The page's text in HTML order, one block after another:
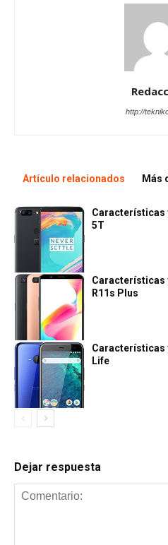
http://
Artículo relacionados Más
Características
5T
Características
R11s Plus
Características
Life
Dejar respuesta